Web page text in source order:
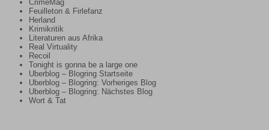
CrimeMag
Feuilleton & Firlefanz
Herland
Krimikritik
Literaturen aus Afrika
Real Virtuality
Recoil
Tonight is gonna be a large one
Uberblog – Blogring Startseite
Uberblog – Blogring: Vorheriges Blog
Uberblog – Blogring: Nächstes Blog
Wort & Tat